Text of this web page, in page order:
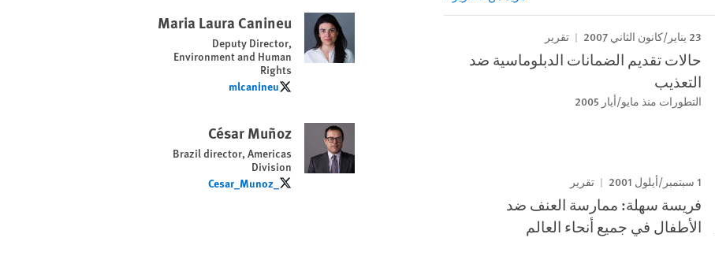
23 يناير/كانون الثاني 2007 تقرير
حالات تقديم الضمانات الدبلوماسية ضد
التعذيب
التطورات منذ مايو/أيار 2005
1 سبتمبر/أيلول 2001 تقرير
فريسة سهلة: ممارسة العنف ضد
الأطفال في جميع أنحاء العالم
Maria Laura Canineu
Deputy Director,
Environment and Human
Rights
mlcanineu
mlcanineu
César Muñoz
Brazil director, Americas
Division
_Cesar_Munoz